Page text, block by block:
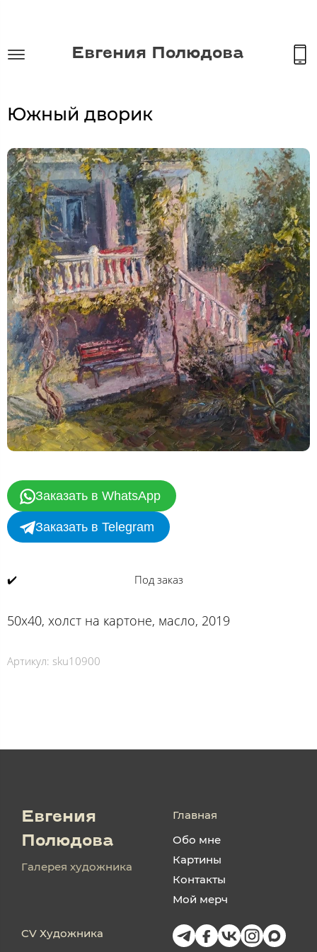
Евгения Полюдова
Южный дворик
Заказать в WhatsApp
Заказать в Telegram
✔️ Под заказ
50х40, холст на картоне, масло, 2019
Артикул: sku10900
Евгения
Полюдова
Галерея художника
Главная
Обо мне
Картины
Контакты
Мой мерч
CV Художника